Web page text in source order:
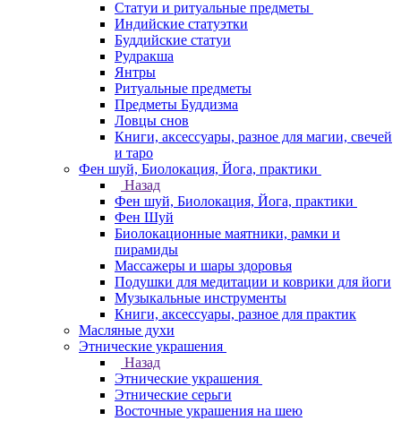
Статуи и ритуальные предметы
Индийские статуэтки
Буддийские статуи
Рудракша
Янтры
Ритуальные предметы
Предметы Буддизма
Ловцы снов
Книги, аксессуары, разное для магии, свечей
и таро
Фен шуй, Биолокация, Йога, практики
Назад
Фен шуй, Биолокация, Йога, практики
Фен Шуй
Биолокационные маятники, рамки и
пирамиды
Массажеры и шары здоровья
Подушки для медитации и коврики для йоги
Музыкальные инструменты
Книги, аксессуары, разное для практик
Масляные духи
Этнические украшения
Назад
Этнические украшения
Этнические серьги
Восточные украшения на шею